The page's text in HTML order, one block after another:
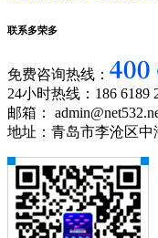
联系多荣多
免费咨询热线：
24小时热线：186 6189
邮箱：
地址：青岛市李沧区中